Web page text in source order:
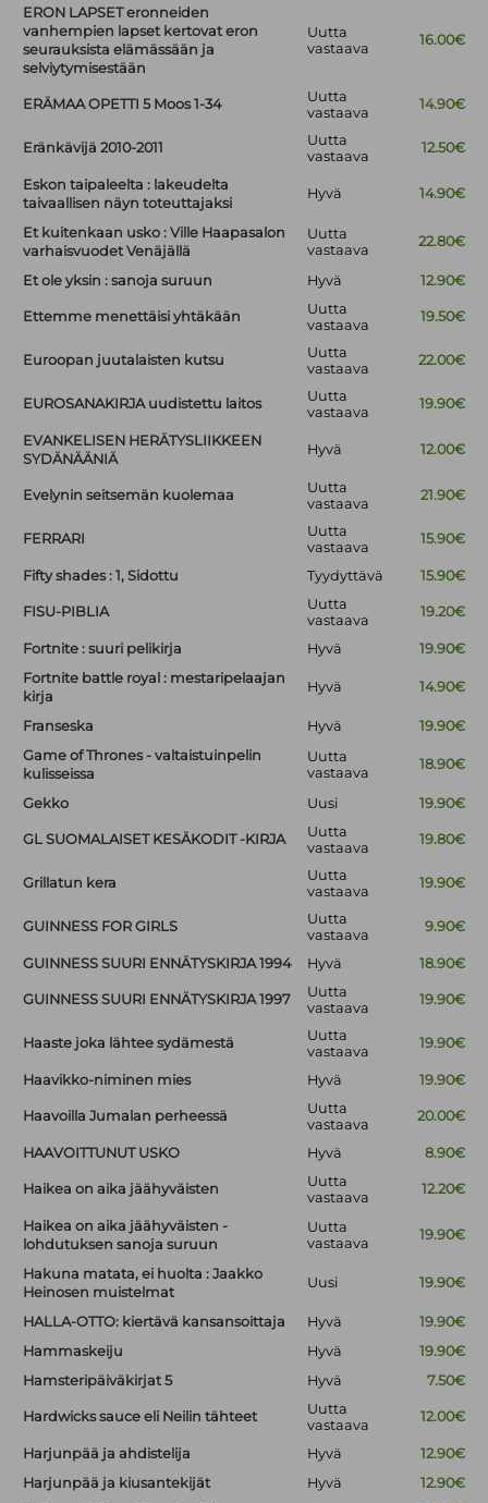
ERON LAPSET eronneiden
vanhempien lapset kertovat eron
seurauksista elämässään ja
selviytymisestään
Uutta
vastaava
16.00€
ERÄMAA OPETTI 5 Moos 1-34
Uutta
vastaava
14.90€
Eränkävijä 2010-2011
Uutta
vastaava
12.50€
Eskon taipaleelta : lakeudelta
taivaallisen näyn toteuttajaksi
Hyvä 14.90€
Et kuitenkaan usko : Ville Haapasalon
varhaisvuodet Venäjällä
Uutta
vastaava
22.80€
Et ole yksin : sanoja suruun Hyvä 12.90€
Ettemme menettäisi yhtäkään
Uutta
vastaava
19.50€
Euroopan juutalaisten kutsu
Uutta
vastaava
22.00€
EUROSANAKIRJA uudistettu laitos
Uutta
vastaava
19.90€
EVANKELISEN HERÄTYSLIIKKEEN
SYDÄNÄÄNIÄ
Hyvä 12.00€
Evelynin seitsemän kuolemaa
Uutta
vastaava
21.90€
FERRARI
Uutta
vastaava
15.90€
Fifty shades : 1, Sidottu Tyydyttävä 15.90€
FISU-PIBLIA
Uutta
vastaava
19.20€
Fortnite : suuri pelikirja Hyvä
19.90€
Fortnite battle royal : mestaripelaajan
kirja
Hyvä 14.90€
Franseska Hyvä
19.90€
Game of Thrones - valtaistuinpelin
kulisseissa
Uutta
vastaava
18.90€
Gekko Uusi 19.90€
GL SUOMALAISET KESÄKODIT -KIRJA
Uutta
vastaava
19.80€
Grillatun kera
Uutta
vastaava
19.90€
GUINNESS FOR GIRLS
Uutta
vastaava
9.90€
GUINNESS SUURI ENNÄTYSKIRJA 1994 Hyvä 18.90€
GUINNESS SUURI ENNÄTYSKIRJA 1997
Uutta
vastaava
19.90€
Haaste joka lähtee sydämestä
Uutta
vastaava
19.90€
Haavikko-niminen mies Hyvä 19.90€
Haavoilla Jumalan perheessä
Uutta
vastaava
20.00€
HAAVOITTUNUT USKO Hyvä 8.90€
Haikea on aika jäähyväisten
Uutta
vastaava
12.20€
Haikea on aika jäähyväisten -
lohdutuksen sanoja suruun
Uutta
vastaava
19.90€
Hakuna matata, ei huolta : Jaakko
Heinosen muistelmat
Uusi 19.90€
HALLA-OTTO: kiertävä kansansoittaja Hyvä
19.90€
Hammaskeiju
Hyvä
19.90€
Hamsteripäiväkirjat 5
Hyvä 7.50€
Hardwicks sauce eli Neilin tähteet
Uutta
vastaava
12.00€
Harjunpää ja ahdistelija Hyvä
12.90€
Harjunpää ja kiusantekijät
Hyvä
12.90€